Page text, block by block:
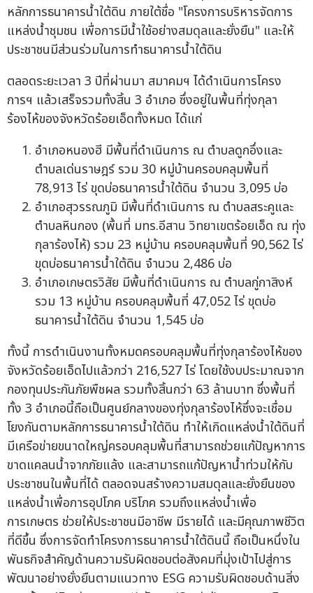
หลักการธนาคารน้ำใต้ดิน ภายใต้ชื่อ "โครงการบริหารจัดการ
แหล่งน้ำชุมชน เพื่อการมีน้ำใช้อย่างสมดุลและยั่งยืน" และให้
ประชาชนมีส่วนร่วมในการทำธนาคารน้ำใต้ดิน
ตลอดระยะเวลา 3 ปีที่ผ่านมา สมาคมฯ ได้ดำเนินการโครง
การฯ แล้วเสร็จรวมทั้งสิ้น 3 อำเภอ ซึ่งอยู่ในพื้นที่ทุ่งกุลา
ร้องไห้ของจังหวัดร้อยเอ็ดทั้งหมด ได้แก่
อำเภอหนองฮี มีพื้นที่ดำเนินการ ณ ตำบลดูกอึ่งและ
ตำบลเด่นราษฎร์ รวม 30 หมู่บ้านครอบคลุมพื้นที่
78,913 ไร่ ขุดบ่อธนาคารน้ำใต้ดิน จำนวน 3,095 บ่อ
อำเภอสุวรรณภูมิ มีพื้นที่ดำเนินการ ณ ตำบลสระคูและ
ตำบลหินกอง (พื้นที่ มทร.อีสาน วิทยาเขตร้อยเอ็ด ณ ทุ่ง
กุลาร้องไห้) รวม 23 หมู่บ้าน ครอบคลุมพื้นที่ 90,562 ไร่
ขุดบ่อธนาคารน้ำใต้ดิน จำนวน 2,486 บ่อ
อำเภอเกษตรวิสัย มีพื้นที่ดำเนินการ ณ ตำบลกู่กาสิงห์
รวม 13 หมู่บ้าน ครอบคลุมพื้นที่ 47,052 ไร่ ขุดบ่อ
ธนาคารน้ำใต้ดิน จำนวน 1,545 บ่อ
ทั้งนี้ การดำเนินงานทั้งหมดครอบคลุมพื้นที่ทุ่งกุลาร้องไห้ของ
จังหวัดร้อยเอ็ดไปแล้วกว่า 216,527 ไร่ โดยใช้งบประมาณจาก
กองทุนประกันภัยพืชผล รวมทั้งสิ้นกว่า 63 ล้านบาท ซึ่งพื้นที่
ทั้ง 3 อำเภอนี้ถือเป็นศูนย์กลางของทุ่งกุลาร้องไห้ซึ่งจะเชื่อม
โยงกันตามหลักการธนาคารน้ำใต้ดิน ทำให้เกิดแหล่งน้ำใต้ดินที่
มีเครือข่ายขนาดใหญ่ครอบคลุมพื้นที่สามารถช่วยแก้ปัญหาการ
ขาดแคลนน้ำจากภัยแล้ง และสามารถแก้ปัญหาน้ำท่วมให้กับ
ประชาชนในพื้นที่ได้ ตลอดจนสร้างความสมดุลและยั่งยืนของ
แหล่งน้ำเพื่อการอุปโภค บริโภค รวมถึงแหล่งน้ำเพื่อ
การเกษตร ช่วยให้ประชาชนมีอาชีพ มีรายได้ และมีคุณภาพชีวิต
ที่ดีขึ้น ซึ่งการจัดทำโครงการธนาคารน้ำใต้ดินนี้ ถือเป็นหนึ่งใน
พันธกิจสำคัญด้านความรับผิดชอบต่อสังคมที่มุ่งเป้าไปสู่การ
พัฒนาอย่างยั่งยืนตามแนวทาง ESG ความรับผิดชอบด้านสิ่ง